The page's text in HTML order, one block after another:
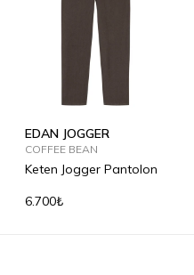
EDAN JOGGER
COFFEE BEAN
Keten Jogger Pantolon
6.700₺